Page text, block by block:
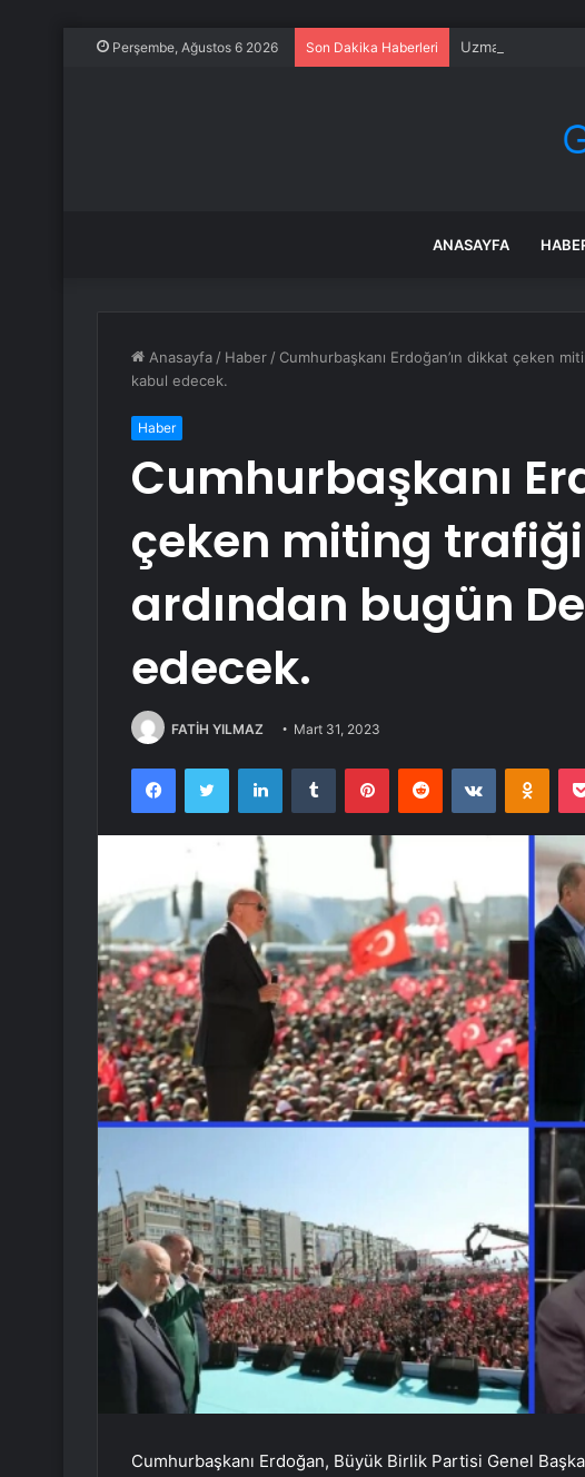
Perşembe, Ağustos 6 2026 Son Dakika Haberleri Uzmanlardan
ANASAYFA
Anasayfa / Haber / Cumhurbaşkanı Erdoğan’ın dikkat çeken
kabul edecek.
Haber
Cumhurbaşkanı
çeken miting
ardından bugün
edecek.
FATİH YILMAZ Mart 31, 2023
FacebookTwitter LinkedInTumblr PinterestReddit VKontakte
Cumhurbaşkanı Erdoğan, Büyük Birlik Partisi Genel